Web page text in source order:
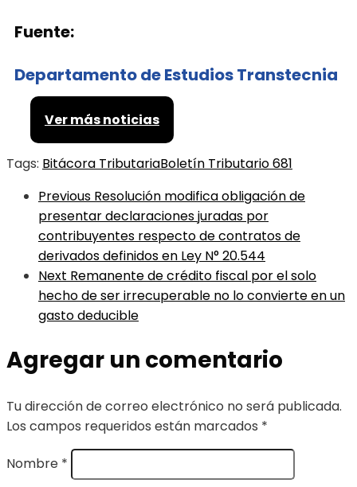
Fuente:
Departamento de Estudios Transtecnia
Ver más noticias
Tags: Bitácora TributariaBoletín Tributario 681
Previous Resolución modifica obligación de
presentar declaraciones juradas por
contribuyentes respecto de contratos de
derivados definidos en Ley N° 20.544
Next Remanente de crédito fiscal por el solo
hecho de ser irrecuperable no lo convierte en un
gasto deducible
Agregar un comentario
Tu dirección de correo electrónico no será publicada.
Los campos requeridos están marcados *
Nombre *